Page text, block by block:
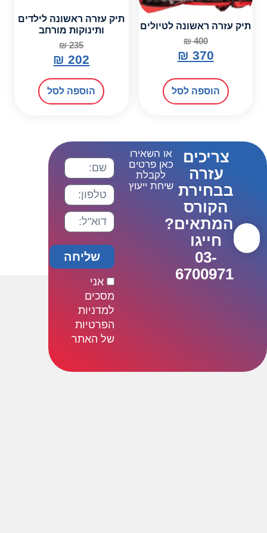
תיק עזרה ראשונה לטיולים
₪400
₪ 370
הוספה לסל
תיק עזרה ראשונה לילדים
ותינוקות מורחב
₪235
₪ 202
הוספה לסל
צריכים
עזרה
בבחירת
הקורס
המתאים?
חייגו
03-
6700971
או השאירו
כאן פרטים
לקבלת
שיחת ייעוץ
אני
מסכים
למדניות
הפרטיות
של האתר
שליחה